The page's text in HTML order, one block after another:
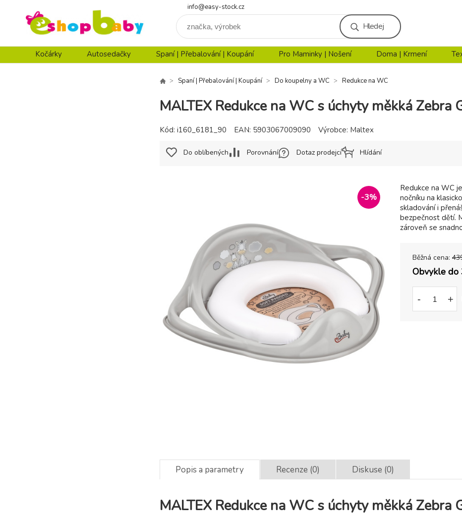
info@easy-stock.cz
Hledej
Kočárky Autosedačky Spaní | Přebalování | Koupání Pro Maminky | Nošení Doma | Krmení
Spaní | Přebalování | Koupání Do koupelny a WC Redukce na WC
MALTEX Redukce na WC s úchyty měkká Zebra
-3%
Redukce na WC
nočníku na
skladování i
bezpečnost dětí.
zároveň se
Běžná cena:
Obvykle do
- +
Kód: i160_6181_90 EAN: 5903067009090 Výrobce: Maltex
Do oblíbených Porovnání Dotaz prodejci Hlídání
Popis a parametry Recenze (0) Diskuse (0)
MALTEX Redukce na WC s úchyty měkká Zebra